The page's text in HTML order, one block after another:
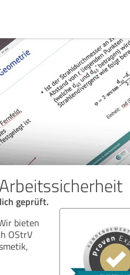
geprüft.
bieten
OStrV